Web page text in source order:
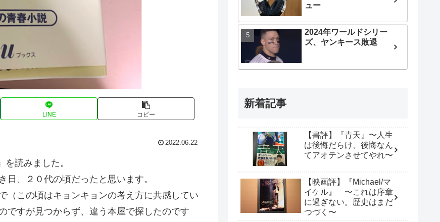
LINE コピー
2022.06.22
読みました。
、２０代の頃だったと思います。
（この頃はキョンキョンの考え方に共感してい
ですが見つからず、違う本屋で探したのです
ュー
2024年ワールドシリー
ズ、ヤンキース敗退
新着記事
【書評】『青天』〜人生
は後悔だらけ、後悔なん
てアオテンさせてやれ〜
【映画評】『Michael/マ
イケル』 〜これは序章
に過ぎない。歴史はまだ
つづく〜